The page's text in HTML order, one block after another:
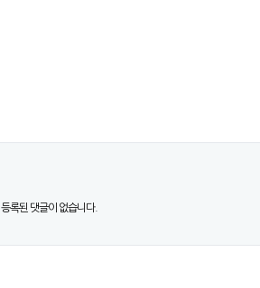
등록된 댓글이 없습니다.